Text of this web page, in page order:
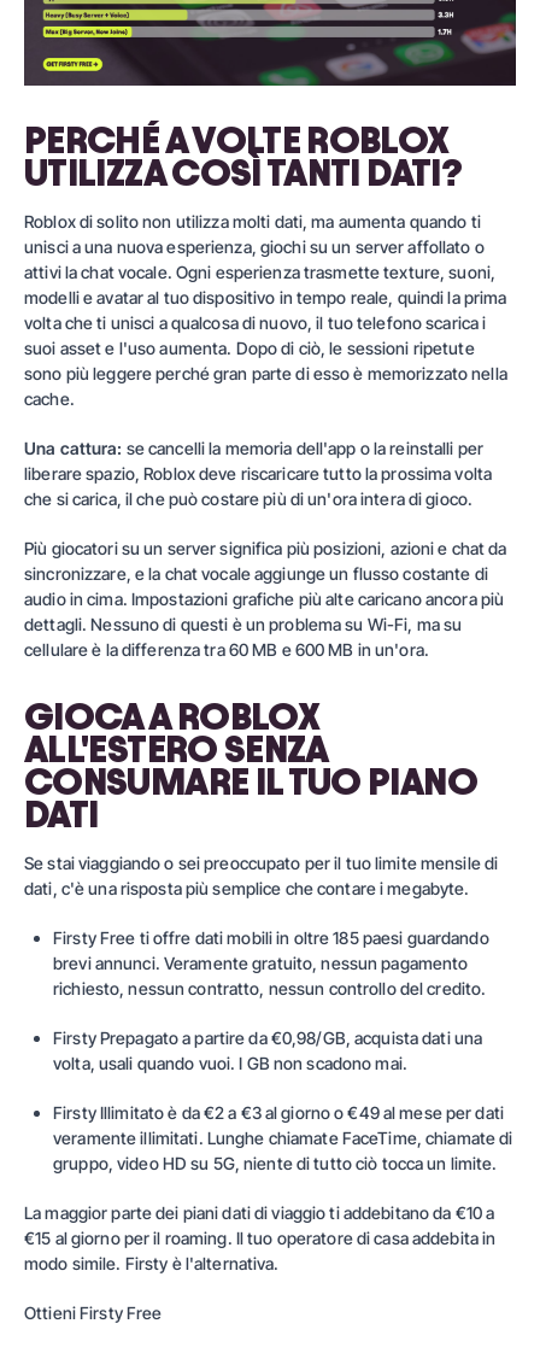
PERCHÉ A VOLTE ROBLOX
UTILIZZA COSÌ TANTI DATI?
Roblox di solito non utilizza molti dati, ma aumenta quando ti
unisci a una nuova esperienza, giochi su un server affollato o
attivi la chat vocale. Ogni esperienza trasmette texture, suoni,
modelli e avatar al tuo dispositivo in tempo reale, quindi la prima
volta che ti unisci a qualcosa di nuovo, il tuo telefono scarica i
suoi asset e l'uso aumenta. Dopo di ciò, le sessioni ripetute
sono più leggere perché gran parte di esso è memorizzato nella
cache.
Una cattura: se cancelli la memoria dell'app o la reinstalli per
liberare spazio, Roblox deve riscaricare tutto la prossima volta
che si carica, il che può costare più di un'ora intera di gioco.
Più giocatori su un server significa più posizioni, azioni e chat da
sincronizzare, e la chat vocale aggiunge un flusso costante di
audio in cima. Impostazioni grafiche più alte caricano ancora più
dettagli. Nessuno di questi è un problema su Wi-Fi, ma su
cellulare è la differenza tra 60 MB e 600 MB in un'ora.
GIOCA A ROBLOX
ALL'ESTERO SENZA
CONSUMARE IL TUO PIANO
DATI
Se stai viaggiando o sei preoccupato per il tuo limite mensile di
dati, c'è una risposta più semplice che contare i megabyte.
Firsty Free ti offre dati mobili in oltre 185 paesi guardando
brevi annunci. Veramente gratuito, nessun pagamento
richiesto, nessun contratto, nessun controllo del credito.
Firsty Prepagatoa partire da €0,98/GB, acquista dati una
volta, usali quando vuoi. I GB non scadono mai.
Firsty Illimitatoè da €2 a €3 al giorno o €49 al mese per dati
veramente illimitati. Lunghe chiamate FaceTime, chiamate di
gruppo, video HD su 5G, niente di tutto ciò tocca un limite.
La maggior parte dei piani dati di viaggio ti addebitano da €10 a
€15 al giorno per il roaming. Il tuo operatore di casa addebita in
modo simile. Firsty è l'alternativa.
Ottieni Firsty Free